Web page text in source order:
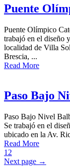
Puente
Puente Olímpico
trabajó en el diseño
localidad de Villa
Brescia, ...
Read More
Paso Bajo
Paso Bajo Nivel
Se trabajó en el
ubicado en la Av.
Read More
1 2
Next page →